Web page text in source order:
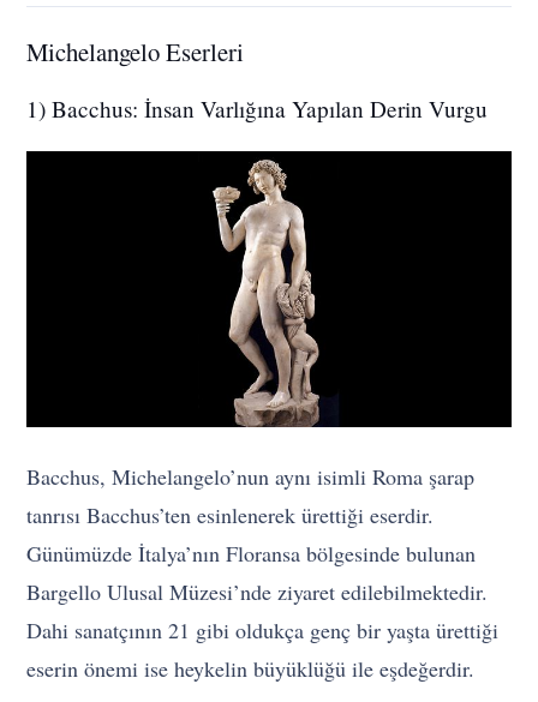
Michelangelo Eserleri
1) Bacchus: İnsan Varlığına Yapılan Derin Vurgu
Bacchus, Michelangelo’nun aynı isimli Roma şarap
tanrısı Bacchus’ten esinlenerek ürettiği eserdir.
Günümüzde İtalya’nın Floransa bölgesinde bulunan
Bargello Ulusal Müzesi’nde ziyaret edilebilmektedir.
Dahi sanatçının 21 gibi oldukça genç bir yaşta ürettiği
eserin önemi ise heykelin büyüklüğü ile eşdeğerdir.